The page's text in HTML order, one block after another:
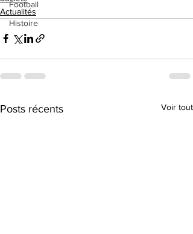
Football
Histoire
Actualités
Posts récents Voir tout